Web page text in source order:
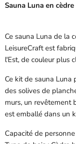
Sauna Luna en
Ce sauna Luna de la
LeisureCraft est
l'Est, de couleur plus
Ce kit de sauna Luna
des solives de
murs, un revêtement
est emballé dans un
Capacité de